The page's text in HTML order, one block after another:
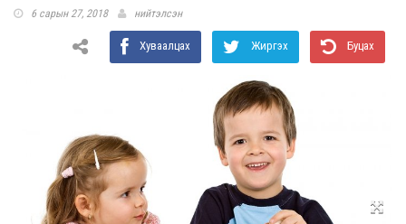
6 сарын 27, 2018 нийтэлсэн
Хуваалцах Жиргэх Буцах